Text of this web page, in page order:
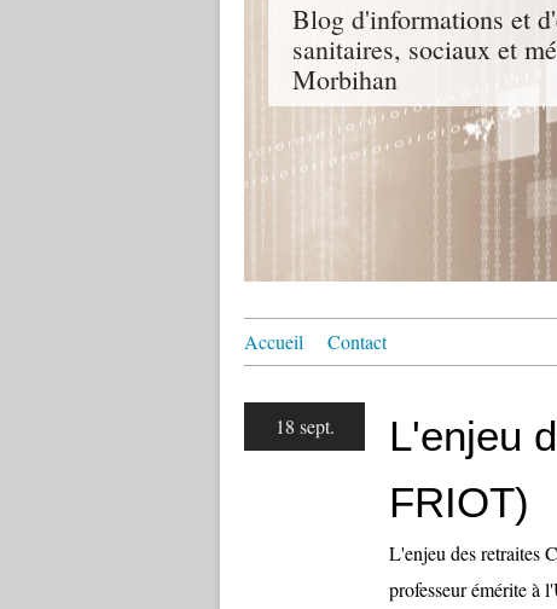
Blog d'informations et
sanitaires, sociaux et
Morbihan
Accueil Contact
18 sept.
L'enjeu
FRIOT)
L'enjeu des retraites
professeur émérite à